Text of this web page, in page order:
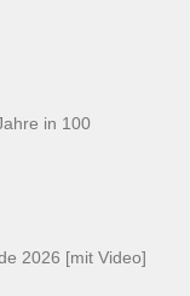
in 100
2026 [mit Video]